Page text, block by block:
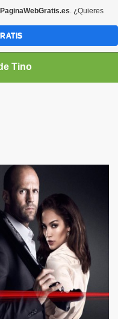
Tino
PaginaWebGratis.es. ¿Quieres